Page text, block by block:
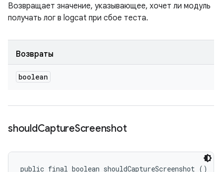
Возвращает значение, указывающее, хочет ли модуль
получать лог в logcat при сбое теста.
Возвраты
boolean
shouldCaptureScreenshot
public final boolean shouldCaptureScreenshot ()